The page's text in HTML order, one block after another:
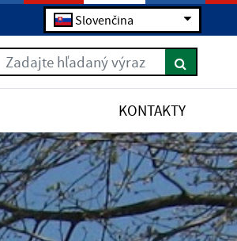
Slovenčina
Zadajte hľadaný výraz
KONTAKTY